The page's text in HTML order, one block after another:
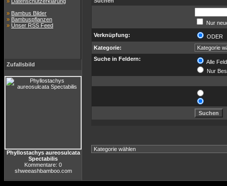
» Bambus Bilder
» Bambuspflanzen
» Unser RSS Feed
Zufallsbild
Phyllostachys aureosulcata
Spectabilis
Kommentare: 0
shweeashbamboo.com
Nur
Verknüpfung:
ODER
Kategorie:
Suche in Feldern:
Alle
Nur